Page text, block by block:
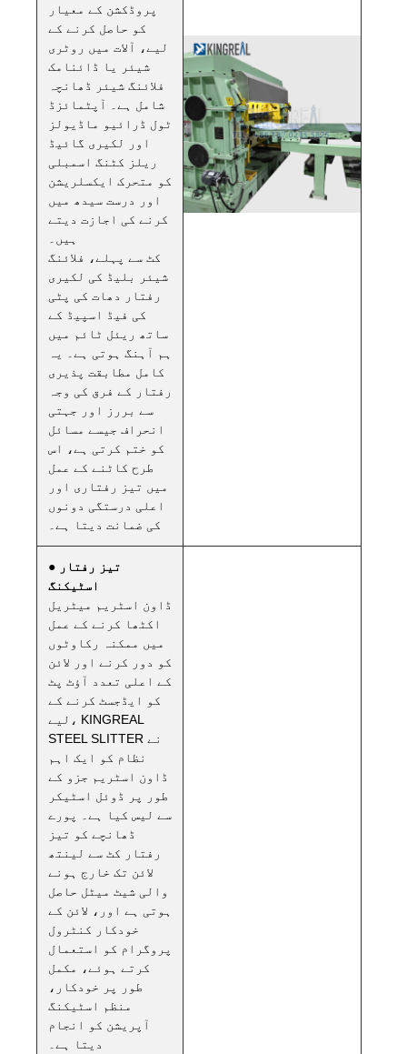
پروڈکشن کے معیار
کو حاصل کرنے کے
لیے، آلات میں روٹری
شیئر یا ڈائنامک
فلائنگ شیئر ڈھانچہ
شامل ہے۔ آپٹمائزڈ
ٹول ڈرائیو ماڈیولز
اور لکیری گائیڈ
ریلز کٹنگ اسمبلی
کو متحرک ایکسلریشن
اور درست سیدھ میں
کرنے کی اجازت دیتے
ہیں۔
کٹ سے پہلے، فلائنگ
شیئر بلیڈ کی لکیری
رفتار دھات کی پٹی
کی فیڈ اسپیڈ کے
ساتھ ریئل ٹائم میں
ہم آہنگ ہوتی ہے۔ یہ
کامل مطابقت پذیری
رفتار کے فرق کی وجہ
سے بررز اور جہتی
انحراف جیسے مسائل
کو ختم کرتی ہے، اس
طرح کاٹنے کے عمل
میں تیز رفتاری اور
اعلی درستگی دونوں
کی ضمانت دیتا ہے۔
● تیز رفتار
اسٹیکنگ
ڈاون اسٹریم میٹریل
اکٹھا کرنے کے عمل
میں ممکنہ رکاوٹوں
کو دور کرنے اور لائن
کے اعلی تعدد آؤٹ پٹ
کو ایڈجسٹ کرنے کے
لیے، KINGREAL
STEEL SLITTER نے
نظام کو ایک اہم
ڈاون اسٹریم جزو کے
طور پر ڈوئل اسٹیکر
سے لیس کیا ہے۔ پورے
ڈھانچے کو تیز
رفتار کٹ سے لینتھ
لائن تک خارج ہونے
والی شیٹ میٹل حاصل
ہوتی ہے اور، لائن کے
خودکار کنٹرول
پروگرام کو استعمال
کرتے ہوئے، مکمل
طور پر خودکار،
منظم اسٹیکنگ
آپریشن کو انجام
دیتا ہے۔